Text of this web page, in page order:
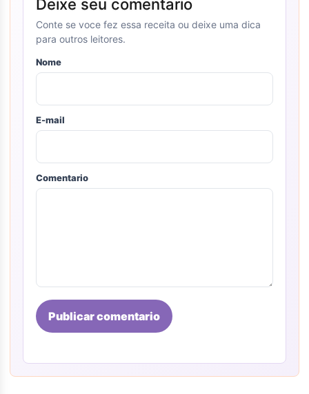
Deixe seu comentario
Conte se voce fez essa receita ou deixe uma dica
para outros leitores.
Nome
E-mail
Comentario
Publicar comentario